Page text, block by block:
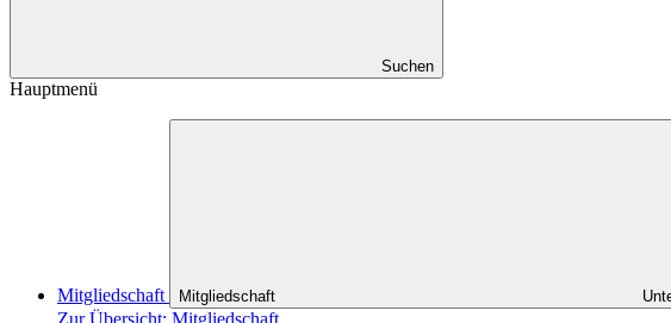
Suchen
Hauptmenü
Mitgliedschaft Mitgliedschaft
Zur Übersicht: Mitgliedschaft